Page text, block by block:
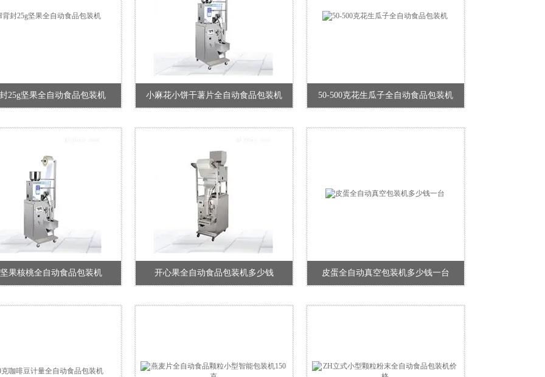
25g坚果全自动食品包装机 小麻花小饼干薯片全自动食品包装机 50-500克花生瓜子全自动食品包装机
果核桃全自动食品包装机 开心果全自动食品包装机多少钱 皮蛋全自动真空包装机多少钱一台